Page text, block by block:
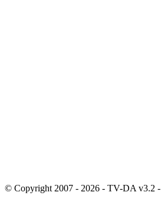
© Copyright 2007 - 2026 - TV-DA v3.2 -